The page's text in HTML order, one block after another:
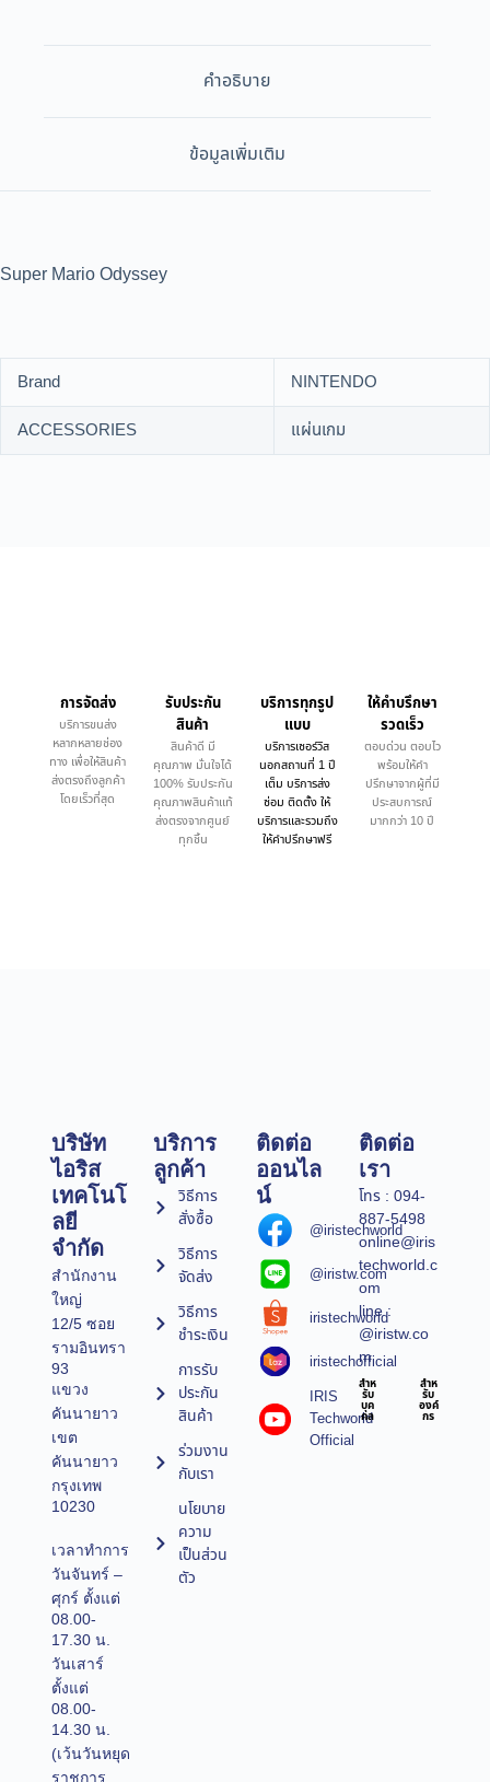
คำอธิบาย
ข้อมูลเพิ่มเติม
Super Mario Odyssey
Brand
NINTENDO
ACCESSORIES
แผ่นเกม
การจัดส่ง
บริการขนส่ง
หลากหลายช่อง
ทาง เพื่อให้สินค้า
ส่งตรงถึงลูกค้า
โดยเร็วที่สุด
รับประกัน
สินค้า
สินค้าดี มี
คุณภาพ มั่นใจได้
100% รับประกัน
คุณภาพสินค้าแท้
ส่งตรงจากศูนย์
ทุกชิ้น
บริการทุกรูป
แบบ
บริการเซอร์วิส
นอกสถานที่ 1 ปี
เต็ม บริการส่ง
ซ่อม ติดตั้ง ให้
บริการและรวมถึง
ให้คำปรึกษาฟรี
ให้คำบรึกษา
รวดเร็ว
ตอบด่วน ตอบไว
พร้อมให้คำ
ปรึกษาจากผู้ที่มี
ประสบการณ์
มากกว่า 10 ปี
บริษัท
ไอริส
เทคโนโ
ลยี
จำกัด
สำนักงาน
ใหญ่
12/5 ซอย
รามอินทรา
93
แขวง
คันนายาว
เขต
คันนายาว
กรุงเทพ
10230
เวลาทำการ
วันจันทร์ –
ศุกร์ ตั้งแต่
08.00-
17.30 น.
วันเสาร์
ตั้งแต่
08.00-
14.30 น.
(เว้นวันหยุด
ราชการ
บริการ
ลูกค้า
วิธีการ
สั่งซื้อ
วิธีการ
จัดส่ง
วิธีการ
ชำระเงิน
การรับ
ประกัน
สินค้า
ร่วมงาน
กับเรา
นโยบาย
ความ
เป็นส่วน
ตัว
ติดต่อ
ออนไล
น์
@iristechworld
@iristw.com
iristechworld
iristechofficial
IRIS
Techworld
Official
ติดต่อ
เรา
โทร : 094-
887-5498
online@iris
techworld.c
om
line :
@iristw.co
m
สำห
รับ
บุค
คล
สำห
รับ
องค์
กร